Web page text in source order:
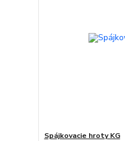
Spájkovacie hroty KG